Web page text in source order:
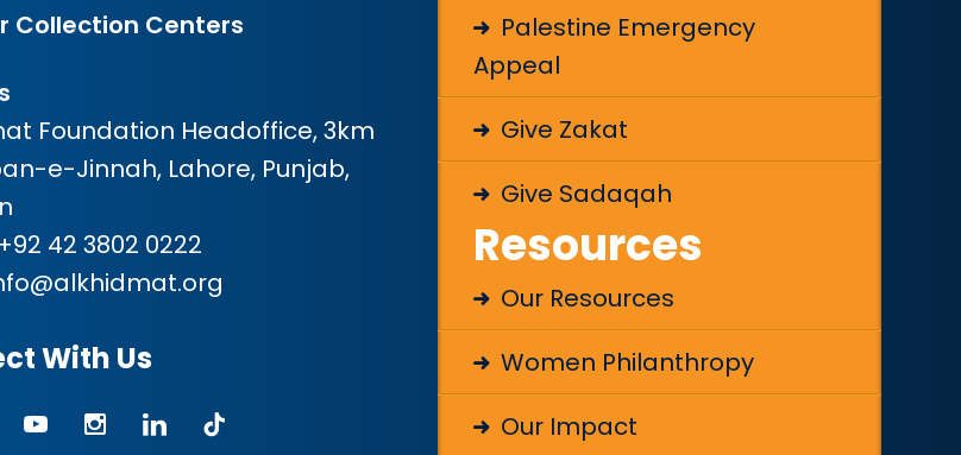
Collection Centers
Foundation Headoffice, 3km
e-Jinnah, Lahore, Punjab,
+92 42 3802 0222
With Us
Palestine Emergency
Appeal
Give Zakat
Give Sadaqah
Resources
Our Resources
Women Philanthropy
Our Impact